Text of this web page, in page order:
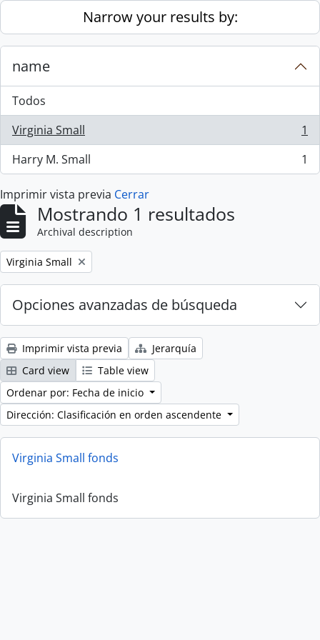
Skip to main contentNarrow your results by:
name
Todos
Virginia Small
, 1 resultados
1
Harry M. Small
, 1 resultados 1
Imprimir vista previa Cerrar
Mostrando 1 resultados
Archival description
Remove filter:
Virginia Small
Opciones avanzadas de búsqueda
Imprimir vista previa
Jerarquía
Card view
Table view
Ordenar por: Fecha de inicio
Dirección: Clasificación en orden ascendente
Virginia Small fonds
Virginia Small fonds